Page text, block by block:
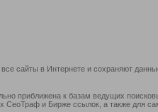
сайты в Интернете и сохраняют
приближена к базам ведущих
СеоТраф и Бирже ссылок, а также для